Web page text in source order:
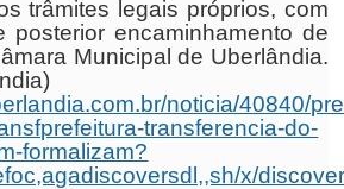
trâmites legais próprios, com
posterior encaminhamento de
Municipal de Uberlândia.
noticia/40840/
transferencia-do-
formalizam?
x/